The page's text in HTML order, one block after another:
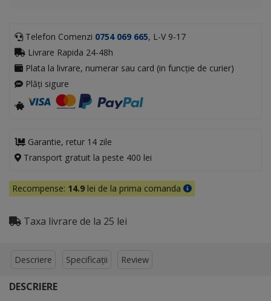
Telefon Comenzi 0754 069 665, L-V 9-17
Livrare Rapida 24-48h
Plata la livrare, numerar sau card (in funcție de curier)
Plăți sigure
Garantie, retur 14 zile
Transport gratuit la peste 400 lei
Recompense: 14.9 lei de la prima comanda
Taxa livrare de la 25 lei
Descriere Specificații Review
DESCRIERE